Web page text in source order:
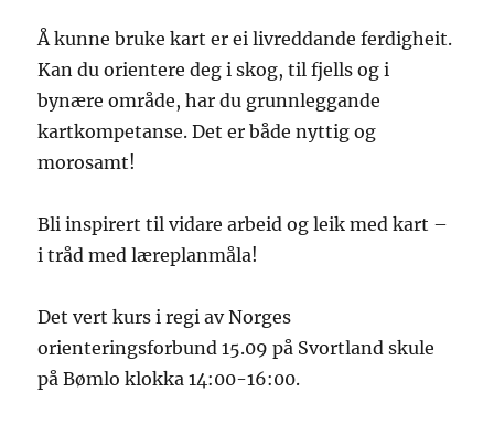
Å kunne bruke kart er ei livreddande ferdigheit.
Kan du orientere deg i skog, til fjells og i
bynære område, har du grunnleggande
kartkompetanse. Det er både nyttig og
morosamt!
Bli inspirert til vidare arbeid og leik med kart –
i tråd med læreplanmåla!
Det vert kurs i regi av Norges
orienteringsforbund 15.09 på Svortland skule
på Bømlo klokka 14:00-16:00.